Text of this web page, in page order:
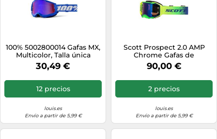
100% 5002800014 Gafas MX,
Multicolor, Talla única
30,49 €
12 precios
louis.es
Envío a partir de 5,99 €
Scott Prospect 2.0 AMP
Chrome Gafas de
motocross, morado/amarillo
90,00 €
2 precios
louis.es
Envío a partir de 5,99 €